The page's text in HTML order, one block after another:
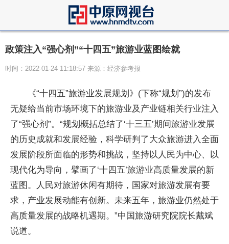
政策注入“强心剂”“十四五”旅游业蓝图绘就
时间：2022-01-24 11:18:57 来源：经济参考报
《“十四五”旅游业发展规划》(下称“规划”)的发布
无疑给当前市场环境下的旅游业及产业链相关行业注入
了“强心剂”。“规划概括总结了‘十三五’期间旅游业发展
的历史成就和发展经验，科学研判了大众旅游进入全面
发展阶段所面临的形势和挑战，坚持以人民为中心、以
现代化为导向，擘画了‘十四五’旅游业高质量发展的新
蓝图。人民对旅游休闲有期待， 国家对旅游发展有要
求，产业发展动能有创新。未来五年，旅游业仍然处于
高质量发展的战略机遇期。”中国旅游研究院院长戴斌
说道。